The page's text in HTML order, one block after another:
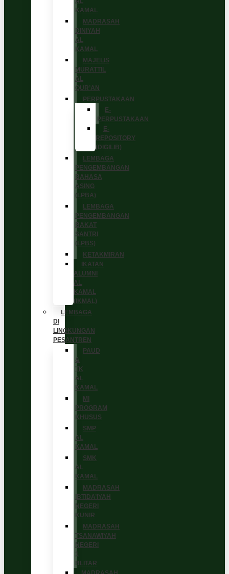
KAMAL
MADRASAH
DINIYAH
AL
KAMAL
MAJELIS
MURATTIL
AL
QUR’AN
PERPUSTAKAAN
E-
PERPUSTAKAAN
E-
REPOSITORY
(DIGILIB)
LEMBAGA
PENGEMBANGAN
BAHASA
ASING
(LPBA)
LEMBAGA
PENGEMBANGAN
BAKAT
SANTRI
(LPBS)
KETAKMIRAN
IKATAN
ALUMNI
AL
KAMAL
(IKMAL)
LEMBAGA
DI
LINGKUNGAN
PESANTREN
PAUD
&
TK
AL
KAMAL
MI
PROGRAM
KHUSUS
SMP
AL
KAMAL
SMK
AL
KAMAL
MADRASAH
IBTIDA’IYAH
NEGERI
KUNIR
MADRASAH
TSANAWIYAH
NEGERI
1
BLITAR